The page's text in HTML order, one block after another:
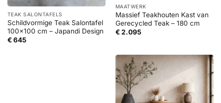
TEAK SALONTAFELS
Schildvormige Teak Salontafel
100×100 cm – Japandi Design
€645
MAATWERK
Massief Teakhouten Kast van
Gerecycled Teak – 180 cm
€2.095